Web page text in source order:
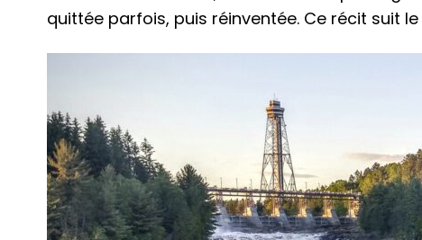
quittée parfois, puis réinventée. Ce récit suit